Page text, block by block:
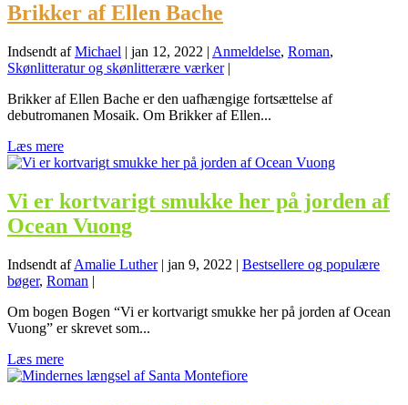
Brikker af Ellen Bache
Indsendt afMichael | jan 12, 2022 | Anmeldelse, Roman,
Skønlitteratur og skønlitterære værker|
Brikker af Ellen Bache er den uafhængige fortsættelse af
debutromanen Mosaik. Om Brikker af Ellen...
Læs mere
Vi er kortvarigt smukke her på jorden af
Ocean Vuong
Indsendt afAmalie Luther| jan 9, 2022 | Bestsellere og populære
bøger, Roman |
Om bogen Bogen “Vi er kortvarigt smukke her på jorden af Ocean
Vuong” er skrevet som...
Læs mere